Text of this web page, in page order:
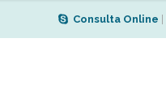
Consulta Online